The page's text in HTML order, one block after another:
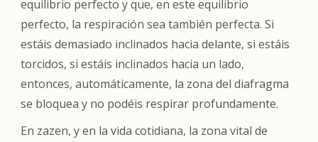
equilibrio perfecto y que, en este equilibrio
perfecto, la respiración sea también perfecta. Si
estáis demasiado inclinados hacia delante, si estáis
torcidos, si estáis inclinados hacia un lado,
entonces, automáticamente, la zona del diafragma
se bloquea y no podéis respirar profundamente.
En zazen, y en la vida cotidiana, la zona vital de